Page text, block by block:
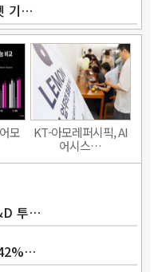
기…
모
KT-아모레퍼시픽, AI
어시스…
투…